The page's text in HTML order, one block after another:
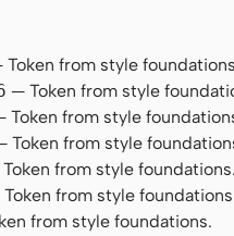
Token from style
— Token from style
Token from style
Token from style
from style foundations.
from style
from style foundations.